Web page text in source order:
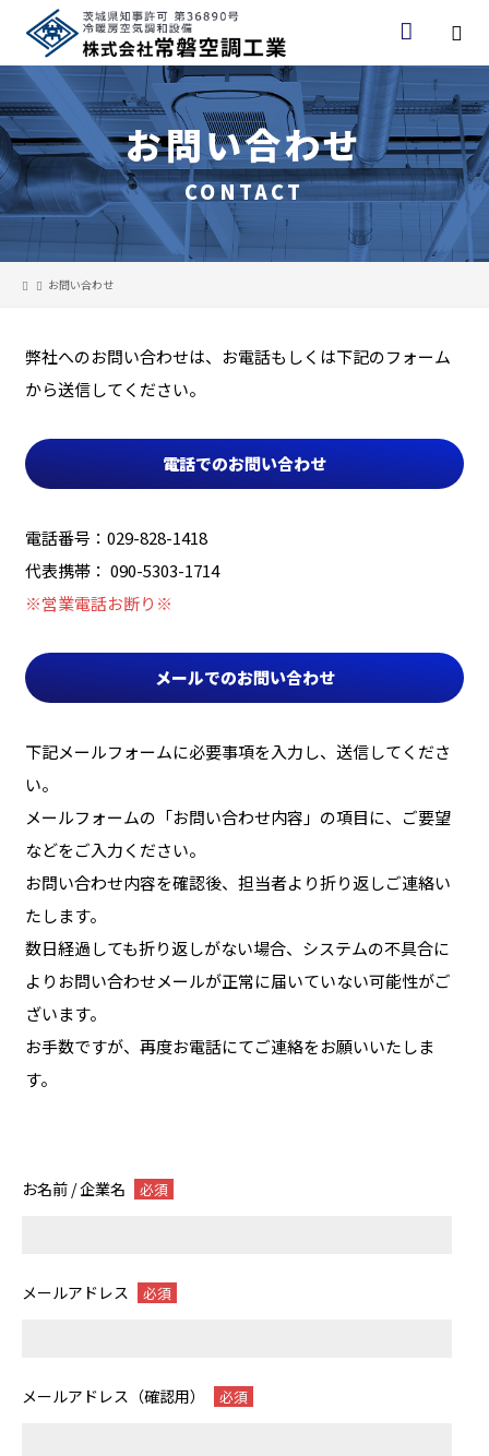
お問い合わせ
CONTACT
お問い合わせ
弊社へのお問い合わせは、お電話もしくは下記のフォーム
から送信してください。
電話でのお問い合わせ
電話番号：029-828-1418
代表携帯： 090-5303-1714
※営業電話お断り※
メールでのお問い合わせ
下記メールフォームに必要事項を入力し、送信してくださ
い。
メールフォームの「お問い合わせ内容」の項目に、ご要望
などをご入力ください。
お問い合わせ内容を確認後、担当者より折り返しご連絡い
たします。
数日経過しても折り返しがない場合、システムの不具合に
よりお問い合わせメールが正常に届いていない可能性がご
ざいます。
お手数ですが、再度お電話にてご連絡をお願いいたしま
す。
お名前 / 企業名 必須
メールアドレス 必須
メールアドレス（確認用） 必須